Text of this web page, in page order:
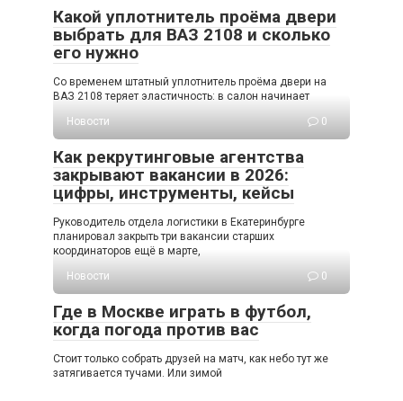
Какой уплотнитель проёма двери
выбрать для ВАЗ 2108 и сколько
его нужно
Со временем штатный уплотнитель проёма двери на
ВАЗ 2108 теряет эластичность: в салон начинает
Новости
0
Как рекрутинговые агентства
закрывают вакансии в 2026:
цифры, инструменты, кейсы
Руководитель отдела логистики в Екатеринбурге
планировал закрыть три вакансии старших
координаторов ещё в марте,
Новости
0
Где в Москве играть в футбол,
когда погода против вас
Стоит только собрать друзей на матч, как небо тут же
затягивается тучами. Или зимой